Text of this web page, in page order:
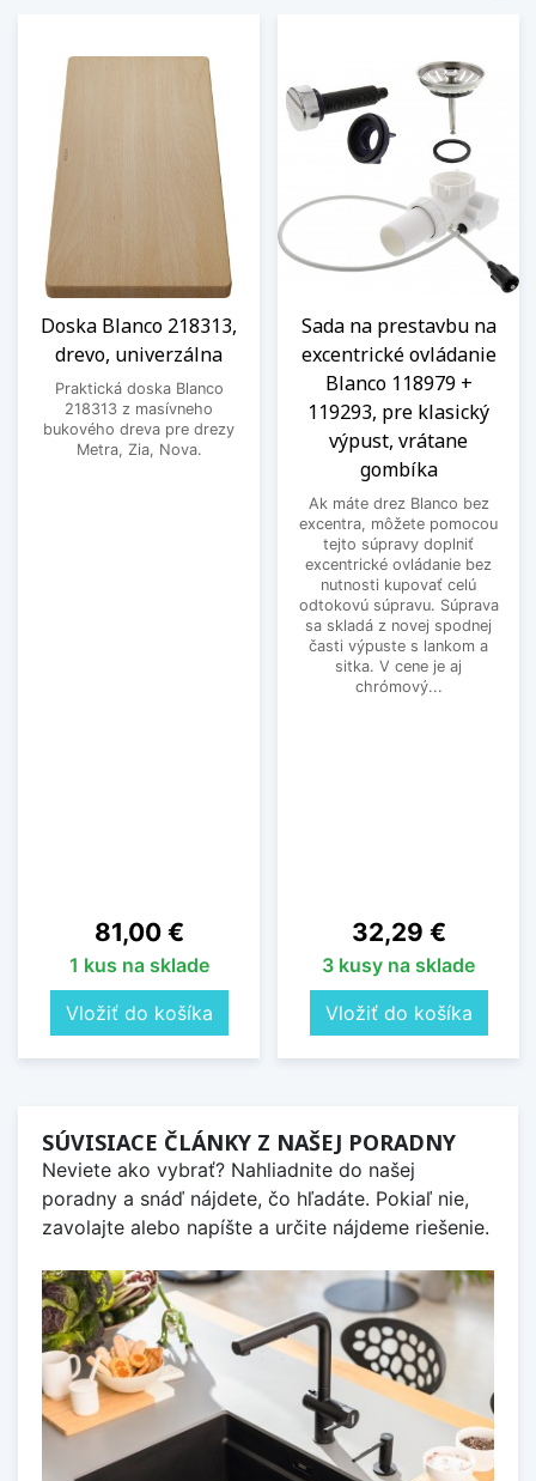
Doska Blanco 218313,
drevo, univerzálna
Praktická doska Blanco
218313 z masívneho
bukového dreva pre drezy
Metra, Zia, Nova.
Cena
81,00 €
1 kus na sklade
Vložiť do košíka
Sada na prestavbu na
excentrické ovládanie
Blanco 118979 +
119293, pre klasický
výpust, vrátane
gombíka
Ak máte drez Blanco bez
excentra, môžete pomocou
tejto súpravy doplniť
excentrické ovládanie bez
nutnosti kupovať celú
odtokovú súpravu. Súprava
sa skladá z novej spodnej
časti výpuste s lankom a
sitka. V cene je aj
chrómový...
Cena
32,29 €
3 kusy na sklade
Vložiť do košíka
SÚVISIACE ČLÁNKY Z NAŠEJ PORADNY
Neviete ako vybrať? Nahliadnite do našej
poradny a snáď nájdete, čo hľadáte. Pokiaľ nie,
zavolajte alebo napíšte a určite nájdeme riešenie.